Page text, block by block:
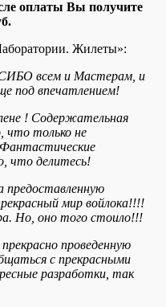
оплаты Вы получите
Жилеты»:
всем и Мастерам, и
под впечатлением!
! Содержательная
что только не
что делитесь!
предоставленную
мир войлока!!!!
Но, оно того стоило!!!
проведенную
с прекрасными
разработки, так